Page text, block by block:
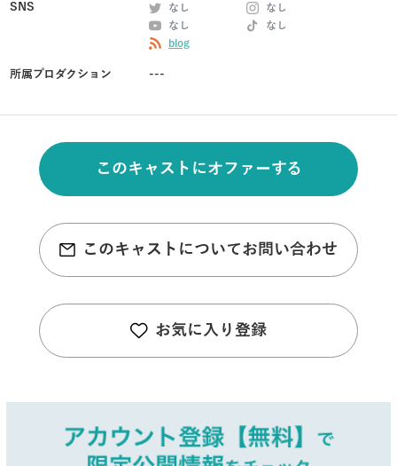
SNS
なし
なし
なし
なし
blog
所属プロダクション ---
このキャストにオファーする
このキャストについてお問い合わせ
お気に入り登録